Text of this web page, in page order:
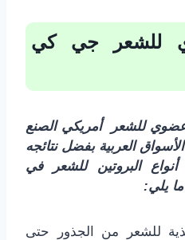
للشعر جي كي
للشعر أمريكي الصنع
العربية بفضل نتائجه
البروتين للشعر في
يلي:
للشعر من الجذور حتى